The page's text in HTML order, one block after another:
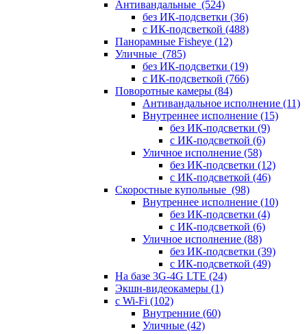
Антивандальные (524)
без ИК-подсветки (36)
с ИК-подсветкой (488)
Панорамные Fisheye (12)
Уличные (785)
без ИК-подсветки (19)
с ИК-подсветкой (766)
Поворотные камеры (84)
Антивандальное исполнение (11)
Внутреннее исполнение (15)
без ИК-подсветки (9)
с ИК-подсветкой (6)
Уличное исполнение (58)
без ИК-подсветки (12)
с ИК-подсветкой (46)
Скоростные купольные (98)
Внутреннее исполнение (10)
без ИК-подсветки (4)
с ИК-подсветкой (6)
Уличное исполнение (88)
без ИК-подсветки (39)
с ИК-подсветкой (49)
На базе 3G-4G LTE (24)
Экшн-видеокамеры (1)
с Wi-Fi (102)
Внутренние (60)
Уличные (42)